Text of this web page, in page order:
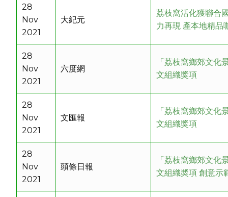
28
Nov
2021
大紀元
荔枝窩活化獲聯合
力再現 產本地精品
28
Nov
2021
六度網
「荔枝窩鄉郊文化
文組織獎項
28
Nov
2021
文匯報
「荔枝窩鄉郊文化
文組織獎項
28
Nov
2021
頭條日報
「荔枝窩鄉郊文化
文組織奬項 創意示